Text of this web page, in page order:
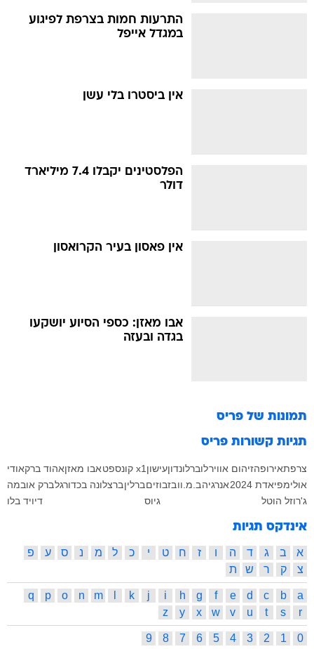
התרעות חמות בצרפת לפיגוע
במגדל אייפל
אין ביסטרו בלי עשן
הפלסטינים יקבלו 7.4 מיליארד
דולר
אין פאסון בעיר הקרואסון
אבו מאזן: כספי הסיוע יושקעו
בגדה ובעזה
תמונות של פריס
תגיות קשורות פריס
צרפתאירופהזיהום אווירלוברלונדוןעישוןx1 קונספט אבו מאזןאהוד ברקאודי
אולימפיאדת 2024
אנרגיהב.מ.וובזבוזיםברליןברצלונה בכדורגלברק אובמה
ג'רוזל הוטל
גיוס דיויד בלו
אינדקס תגיות
א ב ג ד ה ו ז ח ט י כ ל מ נ ס ע
פ
צ
ק ר ש ת
a
b
c
d
e
f
g
h
i
j
k
m
n
o
p
q
r
s
t
u
v
w
x
y
z
0
1
2
3
4
5
6
7
8
9